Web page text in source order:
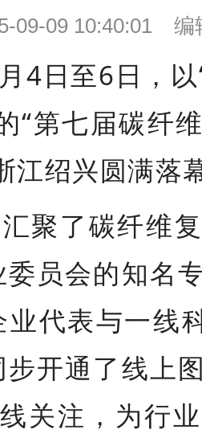
09-09 10:40:01 编
4日至6日，
“第七届碳纤
江绍兴圆满落
聚了碳纤维
员会的知名
业代表与一线
开通了线上
关注，为行